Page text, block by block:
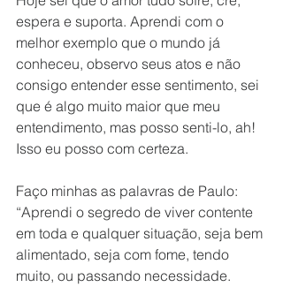
espera e suporta. Aprendi com o
melhor exemplo que o mundo já
conheceu, observo seus atos e não
consigo entender esse sentimento, sei
que é algo muito maior que meu
entendimento, mas posso senti-lo, ah!
Isso eu posso com certeza.
Faço minhas as palavras de Paulo:
“Aprendi o segredo de viver contente
em toda e qualquer situação, seja bem
alimentado, seja com fome, tendo
muito, ou passando necessidade.